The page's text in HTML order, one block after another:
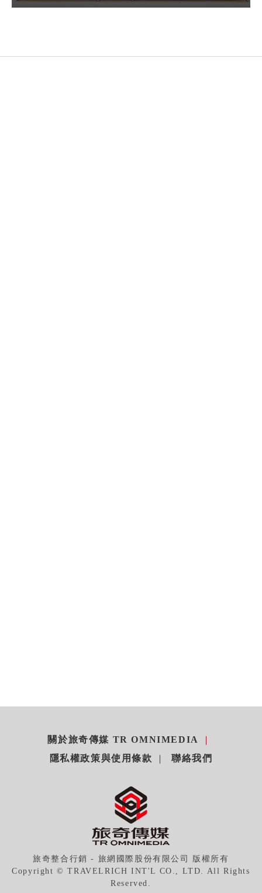
關於旅奇傳媒 TR OMNIMEDIA
隱私權政策與使用條款
聯絡我們
旅奇整合行銷 - 旅網國際股份有限公司 版權所有
Copyright © TRAVELRICH INT'L CO., LTD. All Rights
Reserved.